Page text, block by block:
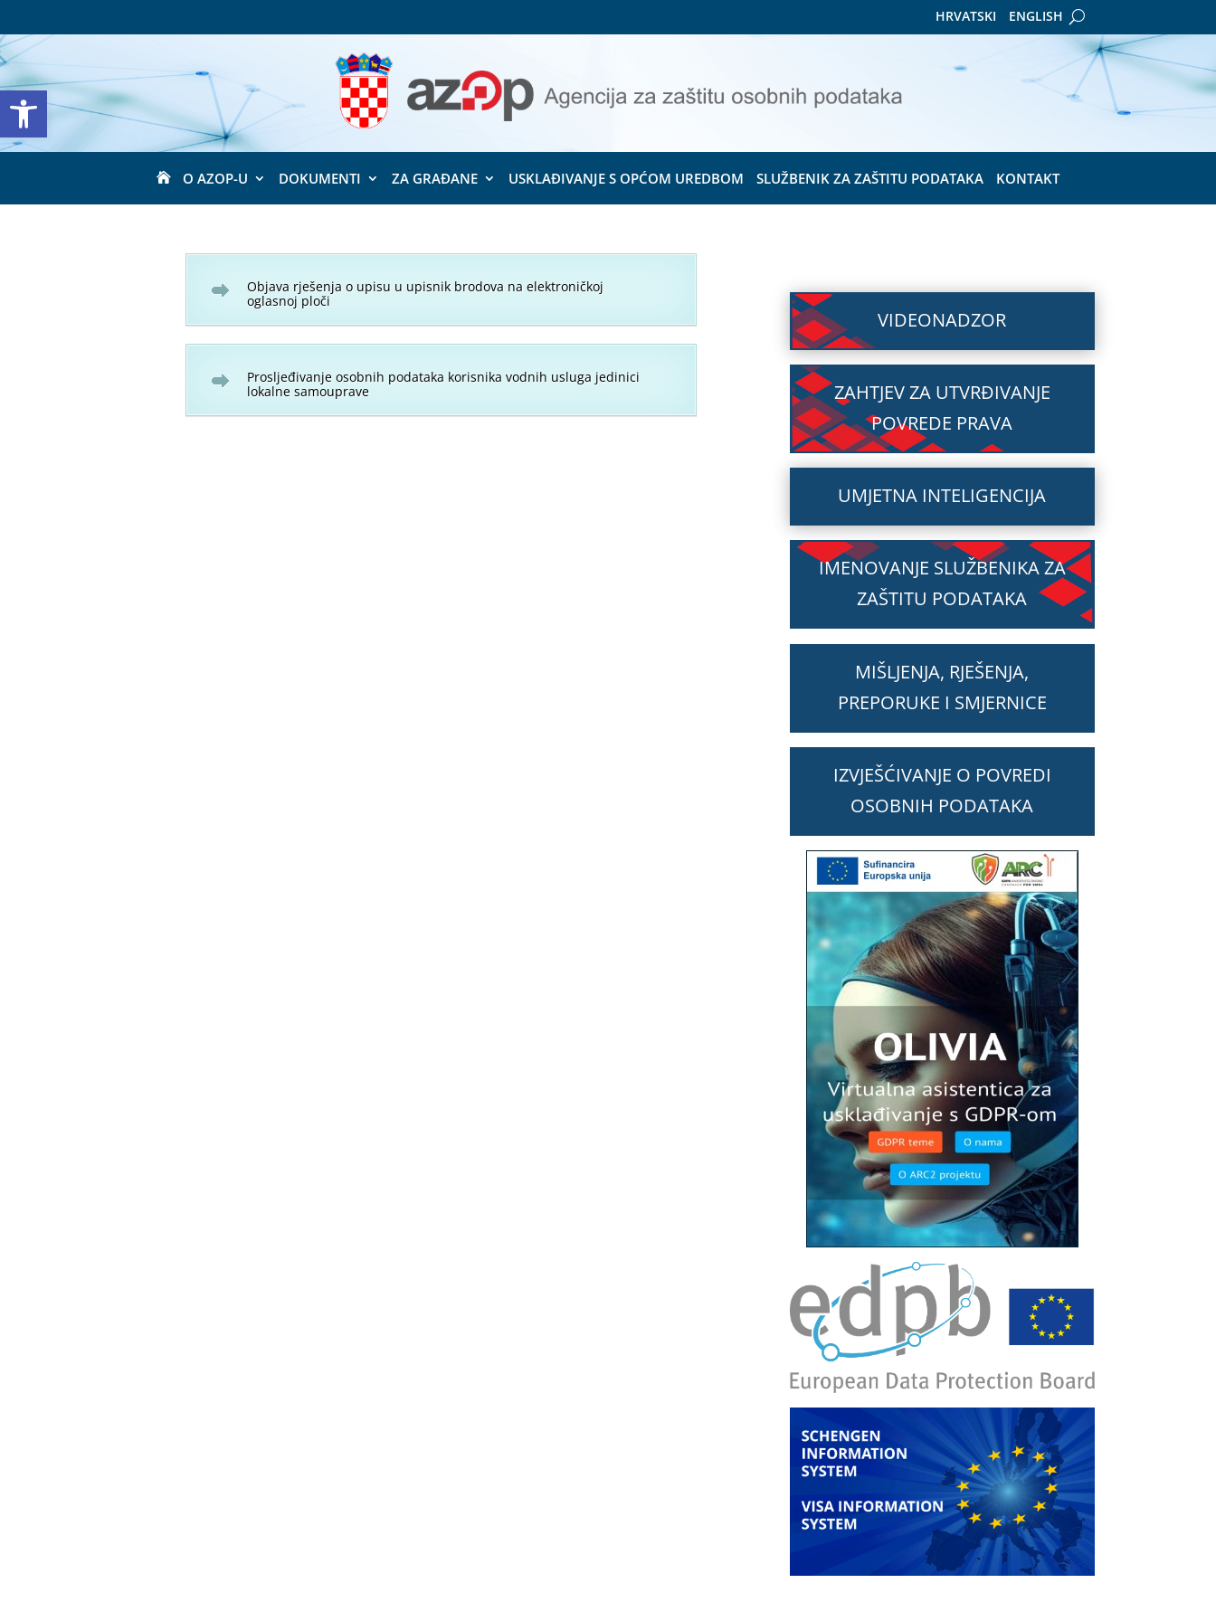
Open toolbar
HRVATSKI ENGLISH
 O AZOP-U DOKUMENTI ZA GRAĐANE USKLAĐIVANJE S OPĆOM UREDBOM SLUŽBENIK ZA ZAŠTITU PODATAKA KONTAKT
Objava rješenja o upisu u upisnik brodova na elektroničkoj
oglasnoj ploči
Prosljeđivanje osobnih podataka korisnika vodnih usluga jedinici
lokalne samouprave
VIDEONADZOR
ZAHTJEV ZA UTVRĐIVANJE
POVREDE PRAVA
UMJETNA INTELIGENCIJA
IMENOVANJE SLUŽBENIKA ZA
ZAŠTITU PODATAKA
MIŠLJENJA, RJEŠENJA,
PREPORUKE I SMJERNICE
IZVJEŠĆIVANJE O POVREDI
OSOBNIH PODATAKA